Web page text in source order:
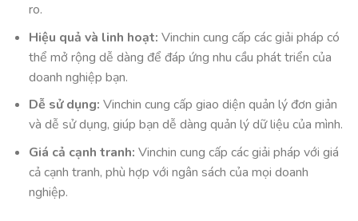
ro.
Hiệu quả và linh hoạt: Vinchin cung cấp các giải pháp có
thể mở rộng dễ dàng để đáp ứng nhu cầu phát triển của
doanh nghiệp bạn.
Dễ sử dụng: Vinchin cung cấp giao diện quản lý đơn giản
và dễ sử dụng, giúp bạn dễ dàng quản lý dữ liệu của mình.
Giá cả cạnh tranh: Vinchin cung cấp các giải pháp với giá
cả cạnh tranh, phù hợp với ngân sách của mọi doanh
nghiệp.